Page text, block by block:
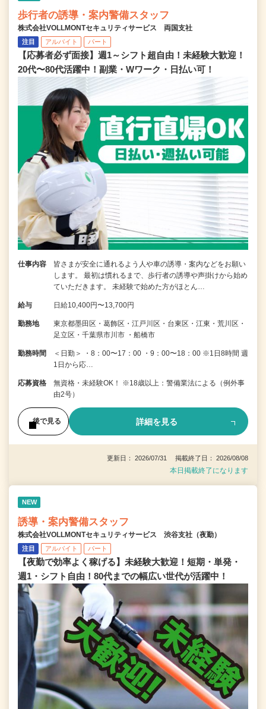
歩行者の誘導・案内警備スタッフ
株式会社VOLLMONTセキュリティサービス 両国支社
注目 アルバイト パート
【応募者必ず面接】週1～シフト超自由！未経験大歓迎！
20代〜80代活躍中！副業・Wワーク・日払い可！
仕事内容
皆さまが安全に通れるよう人や車の誘導・案内などをお願い
します。 最初は慣れるまで、歩行者の誘導や声掛けから始め
ていただきます。 未経験で始めた方がほとん…
給与 日給10,400円〜13,700円
勤務地
東京都墨田区・葛飾区・江戸川区・台東区・江東・荒川区・
足立区・千葉県市川市 ・船橋市
勤務時間
＜日勤＞ ・8：00〜17：00 ・9：00〜18：00 ※1日8時間 週
1日から応…
応募資格
無資格・未経験OK！ ※18歳以上：警備業法による（例外事
由2号）
後で見る 詳細を見る
更新日： 2026/07/31 掲載終了日： 2026/08/08
本日掲載終了になります
NEW
誘導・案内警備スタッフ
株式会社VOLLMONTセキュリティサービス 渋谷支社（夜勤）
注目 アルバイト パート
【夜勤で効率よく稼げる】未経験大歓迎！短期・単発・
週1・シフト自由！80代までの幅広い世代が活躍中！